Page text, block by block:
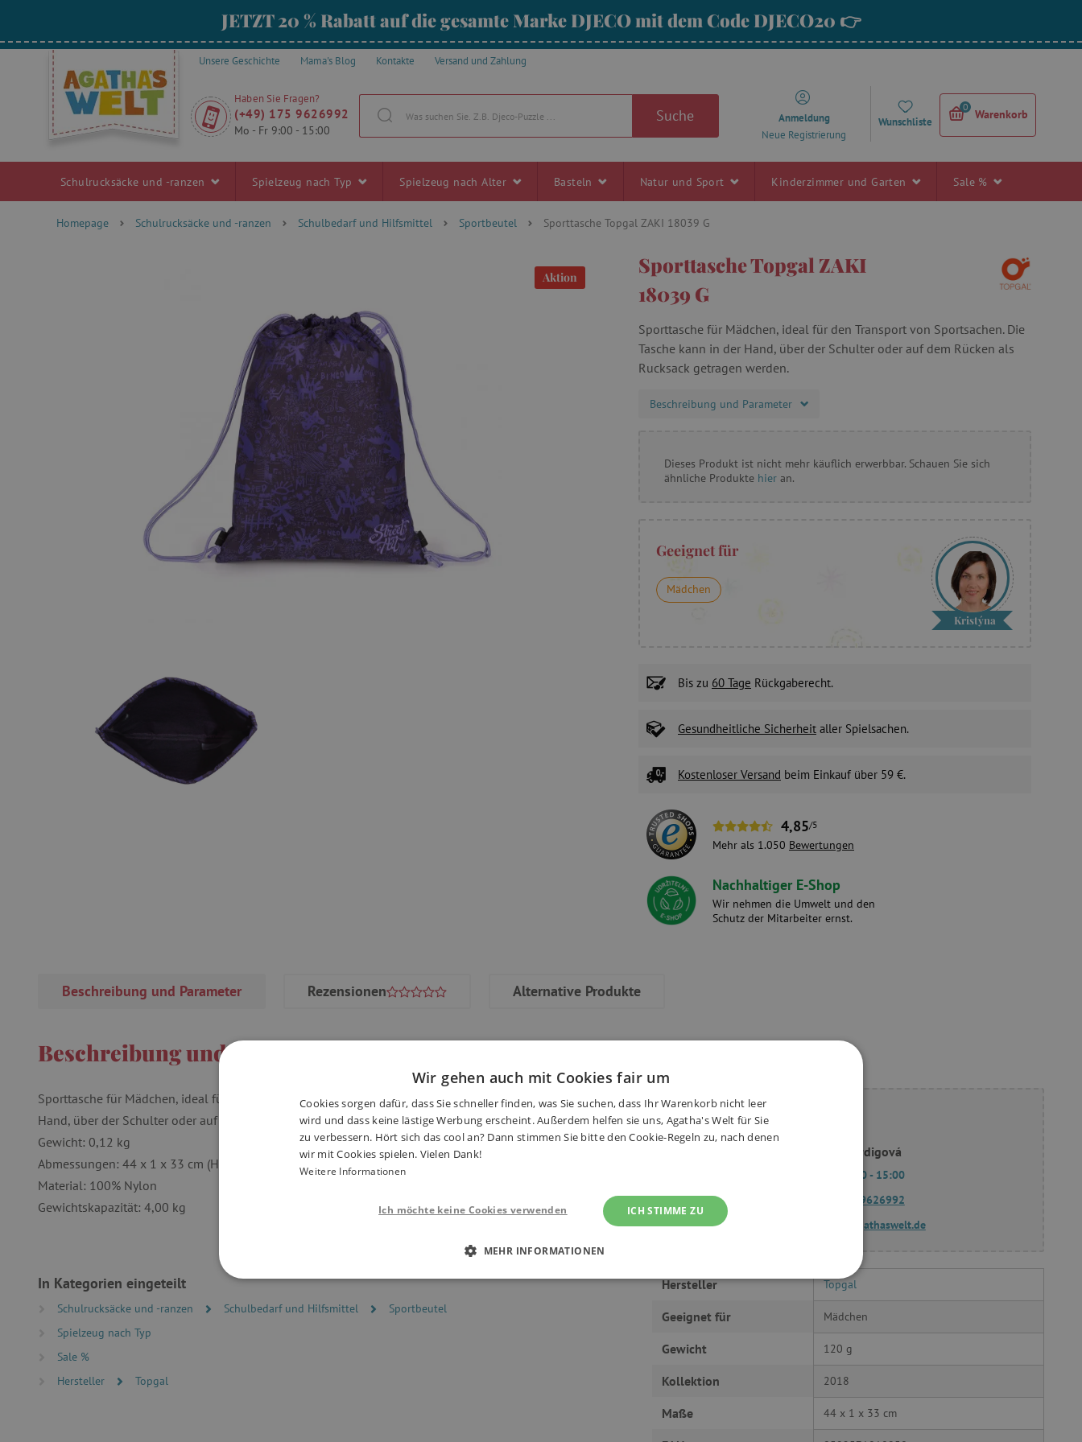
JETZT 20 % Rabatt auf die gesamte Marke DJECO mit dem Code DJECO20 👉
Unsere Geschichte Mama's Blog Kontakte Versand und Zahlung
Haben Sie Fragen?
(+49) 175 9626992
Mo - Fr 9:00 - 15:00
Suche
Anmeldung
Neue Registrierung
Wunschliste
0
Warenkorb
Schulrucksäcke und -ranzen Spielzeug nach Typ Spielzeug nach Alter Basteln Natur und Sport Kinderzimmer und Garten Sale %
Homepage Schulrucksäcke und -ranzen Schulbedarf und Hilfsmittel Sportbeutel Sporttasche Topgal ZAKI 18039 G
Aktion
Sporttasche Topgal ZAKI
18039 G
Sporttasche für Mädchen, ideal für den Transport von Sportsachen. Die
Tasche kann in der Hand, über der Schulter oder auf dem Rücken als
Rucksack getragen werden.
Beschreibung und Parameter
Dieses Produkt ist nicht mehr käuflich erwerbbar. Schauen Sie sich
ähnliche Produkte hier an.
Geeignet für
Mädchen
Kristýna
Bis zu 60 Tage Rückgaberecht.
Gesundheitliche Sicherheit aller Spielsachen.
Kostenloser Versand beim Einkauf über 59 €.
4,85/5
Mehr als 1.050 Bewertungen
Nachhaltiger E-Shop
Wir nehmen die Umwelt und den
Schutz der Mitarbeiter ernst.
Beschreibung und Parameter Rezensionen Alternative Produkte
Beschreibung und Parameter
Sporttasche für Mädchen, ideal für den Transport von Sportsachen. Die Tasche kann in der
Hand, über der Schulter oder auf dem Rücken als Rucksack getragen werden.
Gewicht: 0,12 kg
Abmessungen: 44 x 1 x 33 cm (Höhe x Tiefe x Breite)
Material: 100% Nylon
Gewichtskapazität: 4,00 kg
In Kategorien eingeteilt
Schulrucksäcke und -ranzen Schulbedarf und Hilfsmittel
Sportbeutel
Spielzeug nach Typ
Sale %
Hersteller
Topgal
Haben Sie Fragen?
Slavomíra Bordigová
Mo - Fr 9:00 - 15:00
(+49) 175 9626992
fragen@agathaswelt.de
Hersteller Topgal
Geeignet für Mädchen
Gewicht 120 g
Kollektion 2018
Maße 44 x 1 x 33 cm
Wir gehen auch mit Cookies fair um
Cookies sorgen dafür, dass Sie schneller finden, was Sie suchen, dass Ihr Warenkorb nicht leer
wird und dass keine lästige Werbung erscheint. Außerdem helfen sie uns, Agatha's Welt für Sie
zu verbessern. Hört sich das cool an? Dann stimmen Sie bitte den Cookie-Regeln zu, nach denen
wir mit Cookies spielen. Vielen Dank!
Weitere Informationen
ICH STIMME ZU
Ich möchte keine Cookies verwenden
MEHR INFORMATIONEN
UNBEDINGT ERFORDERLICH PERFORMANCE TARGETING FUNKTIONALITÄT